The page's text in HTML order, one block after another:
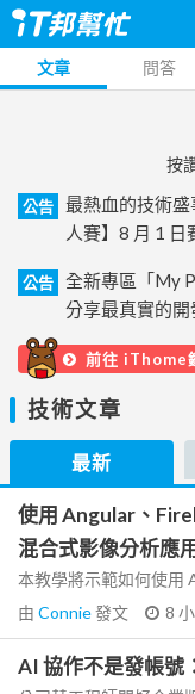
文章 問答
按
公告
最熱血的技術
人賽】8 月 1 日
公告
全新專區「My
分享最真實的開
前往 iThome
技術文章
最新
使用 Angular、
混合式影像分析應
本教學將示範如何使用
由 Connie發文 8
AI 協作不是發帳號